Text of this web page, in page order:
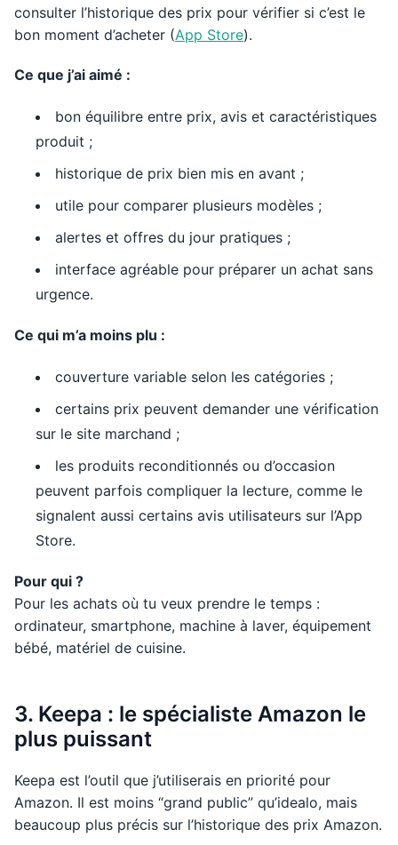
consulter l’historique des prix pour vérifier si c’est le
bon moment d’acheter (App Store).
Ce que j’ai aimé :
bon équilibre entre prix, avis et caractéristiques
produit ;
historique de prix bien mis en avant ;
utile pour comparer plusieurs modèles ;
alertes et offres du jour pratiques ;
interface agréable pour préparer un achat sans
urgence.
Ce qui m’a moins plu :
couverture variable selon les catégories ;
certains prix peuvent demander une vérification
sur le site marchand ;
les produits reconditionnés ou d’occasion
peuvent parfois compliquer la lecture, comme le
signalent aussi certains avis utilisateurs sur l’App
Store.
Pour qui ?
Pour les achats où tu veux prendre le temps :
ordinateur, smartphone, machine à laver, équipement
bébé, matériel de cuisine.
3. Keepa : le spécialiste Amazon le
plus puissant
Keepa est l’outil que j’utiliserais en priorité pour
Amazon. Il est moins “grand public” qu’idealo, mais
beaucoup plus précis sur l’historique des prix Amazon.